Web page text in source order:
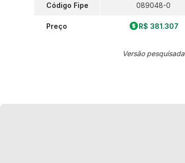
Código Fipe
Preço
089048-0
R$ 381.307
Versão pesquisada